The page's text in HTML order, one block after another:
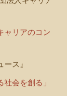
ャリアのコン
ス』
社会を創る」